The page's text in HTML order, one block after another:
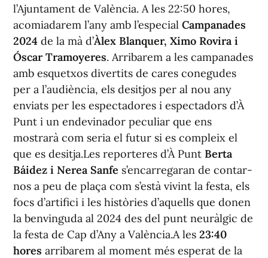
l’Ajuntament de València. A les 22:50 hores,
acomiadarem l’any amb l’especial Campanades
2024 de la mà d’Àlex Blanquer, Ximo Rovira i
Óscar Tramoyeres. Arribarem a les campanades
amb esquetxos divertits de cares conegudes
per a l’audiència, els desitjos per al nou any
enviats per les espectadores i espectadors d’À
Punt i un endevinador peculiar que ens
mostrarà com seria el futur si es compleix el
que es desitja.Les reporteres d’À Punt Berta
Báidez i Nerea Sanfe s’encarregaran de contar-
nos a peu de plaça com s’està vivint la festa, els
focs d’artifici i les històries d’aquells que donen
la benvinguda al 2024 des del punt neuràlgic de
la festa de Cap d’Any a València.A les 23:40
hores arribarem al moment més esperat de la